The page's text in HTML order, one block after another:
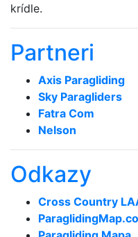
krídle.
Partneri
Axis Paragliding
Sky Paragliders
Fatra Com
Nelson
Odkazy
Cross Country